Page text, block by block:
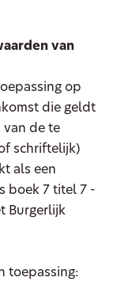
van
op
die geldt
van de te
schriftelijk)
als een
boek 7 titel 7 -
Burgerlijk
toepassing: